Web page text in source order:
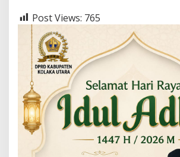
Post Views: 765